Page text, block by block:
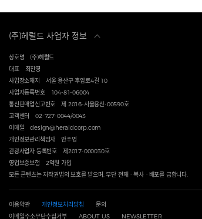
(주)헤럴드 사업자 정보
상호명
(주)헤럴드
대표
최진영
사업장소재지
서울 용산구 후암로4길 10
사업자등록번호
104-81-06004
통신판매업신고번호
제 2016-서울용산-00590호
고객센터
02-727-0044/0043
이메일
design@heraldcorp.com
개인정보관리책임자
안주영
관광사업자 등록번호
제2017-000030호
영업보증보험
2억원 가입
모든 콘텐츠는 저작권법의 보호를 받으며, 무단 전재ㆍ복사ㆍ배포를 금합니다.
이용약관 개인정보처리방침
문의
이메일주소무단수집거부
ABOUT US NEWSLETTER